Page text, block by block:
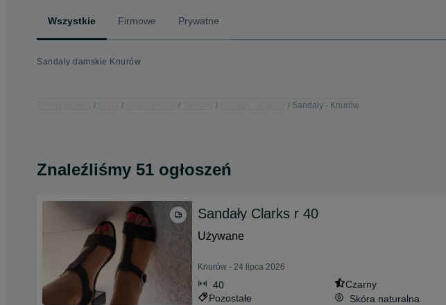
Wszystkie Firmowe Prywatne
Sandały damskie Knurów
Sandały - Knurów
Znaleźliśmy 51 ogłoszeń
Sandały Clarks r 40
Używane
Knurów - 24 lipca 2026
40
Czarny
Pozostałe
Skóra naturalna